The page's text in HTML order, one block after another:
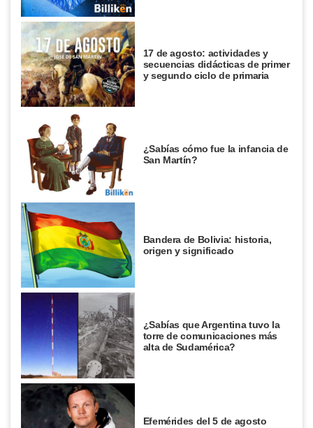
17 de agosto: actividades y
secuencias didácticas de primer
y segundo ciclo de primaria
¿Sabías cómo fue la infancia de
San Martín?
Bandera de Bolivia: historia,
origen y significado
¿Sabías que Argentina tuvo la
torre de comunicaciones más
alta de Sudamérica?
Efemérides del 5 de agosto